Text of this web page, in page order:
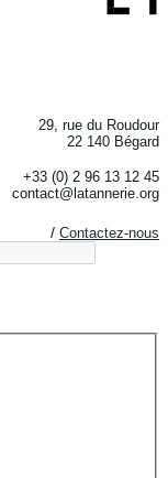
29, rue du Roudour
22 140 Bégard
+33 (0) 2 96 13 12 45
contact@latannerie.org
/ Contactez-nous